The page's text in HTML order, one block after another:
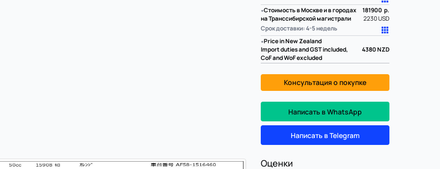
∗Стоимость в Москве и в городах
на Транссибирской магистрали
Срок доставки: 4-5 недель
181900 р.
2230 USD
∗Price in New Zealand
Import duties and GST included,
CoF and WoF excluded
4380NZD
Консультация о покупке
Написать в WhatsApp
Написать в Telegram
Оценки